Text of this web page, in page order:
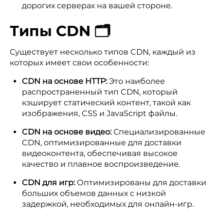
дорогих серверах на вашей стороне.
Типы CDN 🗂️
Существует несколько типов CDN, каждый из
которых имеет свои особенности:
CDN на основе HTTP:Это наиболее
распространенный тип CDN, который
кэширует статический контент, такой как
изображения, CSS и JavaScript файлы.
CDN на основе видео:Специализированные
CDN, оптимизированные для доставки
видеоконтента, обеспечивая высокое
качество и плавное воспроизведение.
CDN для игр:Оптимизированы для доставки
больших объемов данных с низкой
задержкой, необходимых для онлайн-игр.